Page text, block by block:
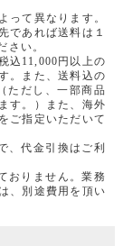
って異なります。
であれば送料は１
さい。
込11,000円以上の
。また、送料込の
ただし、一部商品
す。）また、海外
ご指定いただいて
、代金引換はご利
おりません。業務
、別途費用を頂い